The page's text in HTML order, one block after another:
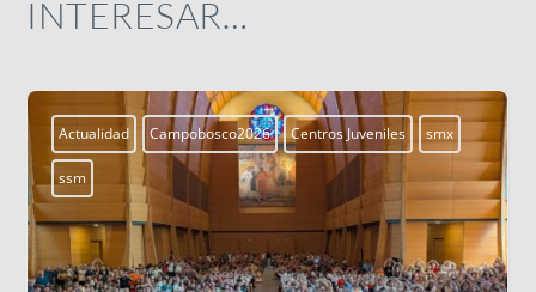
INTERESAR…
Actualidad Campobosco2026 Centros Juveniles smx
ssm